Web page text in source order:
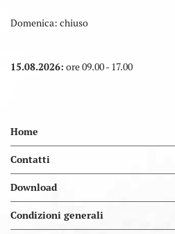
Domenica: chiuso
15.08.2026: ore 09.00 - 17.00
Home
Contatti
Download
Condizioni generali